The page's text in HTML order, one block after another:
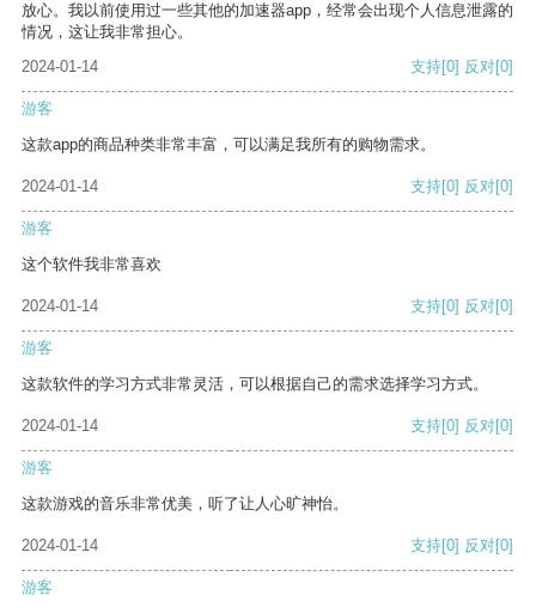
放心。我以前使用过一些其他的加速器app，经常会出现个人信息泄露的
情况，这让我非常担心。
2024-01-14
支持[0] 反对[0]
游客
这款app的商品种类非常丰富，可以满足我所有的购物需求。
2024-01-14 支持[0] 反对[0]
游客
这个软件我非常喜欢
2024-01-14 支持[0] 反对[0]
游客
这款软件的学习方式非常灵活，可以根据自己的需求选择学习方式。
2024-01-14 支持[0] 反对[0]
游客
这款游戏的音乐非常优美，听了让人心旷神怡。
2024-01-14 支持[0] 反对[0]
游客